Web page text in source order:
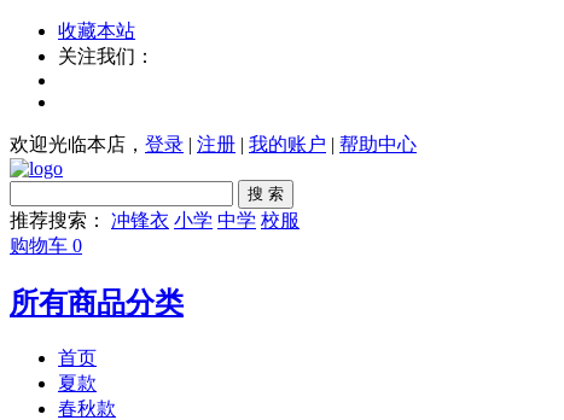
收藏本站
关注我们：
欢迎光临本店， 登录 | 注册 | 我的账户 | 帮助中心
搜 索
推荐搜索： 冲锋衣 小学 中学 校服
购物车 0
所有商品分类
首页
夏款
春秋款